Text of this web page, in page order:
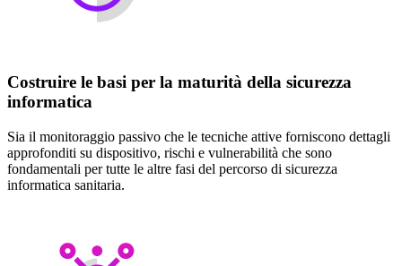
Costruire le basi per la maturità della sicurezza
informatica
Sia il monitoraggio passivo che le tecniche attive forniscono dettagli
approfonditi su dispositivo, rischi e vulnerabilità che sono
fondamentali per tutte le altre fasi del percorso di sicurezza
informatica sanitaria.